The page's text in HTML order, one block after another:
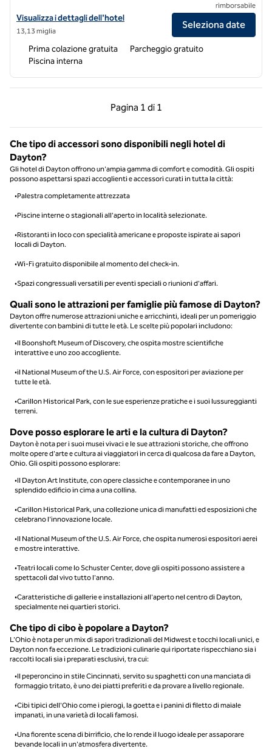
Visualizza i dettagli dell'hotel Hampton Inn & Suites Xenia Dayton
Visualizza i dettagli dell'hotel
13,13 miglia
rimborsabile
Seleziona date
Prima colazione gratuita
Parcheggio gratuito
Piscina interna
Pagina 1 di 1
Pagina precedente, 1 di 1
Pagina 1 di 1
Che tipo di accessori sono disponibili negli hotel di
Dayton?
Gli hotel di Dayton offrono un'ampia gamma di comfort e comodità. Gli ospiti
possono aspettarsi spazi accoglienti e accessori curati in tutta la città:
•Palestra completamente attrezzata
•Piscine interne o stagionali all'aperto in località selezionate.
•Ristoranti in loco con specialità americane e proposte ispirate ai sapori
locali di Dayton.
•Wi-Fi gratuito disponibile al momento del check-in.
•Spazi congressuali versatili per eventi speciali o riunioni d'affari.
Quali sono le attrazioni per famiglie più famose di Dayton?
Dayton offre numerose attrazioni uniche e arricchinti, ideali per un pomeriggio
divertente con bambini di tutte le età. Le scelte più popolari includono:
•Il Boonshoft Museum of Discovery, che ospita mostre scientifiche
interattive e uno zoo accogliente.
•il National Museum of the U.S. Air Force, con espositori per aviazione per
tutte le età.
•Carillon Historical Park, con le sue esperienze pratiche e i suoi lussureggianti
terreni.
Dove posso esplorare le arti e la cultura di Dayton?
Dayton è nota per i suoi musei vivaci e le sue attrazioni storiche, che offrono
molte opere d'arte e cultura ai viaggiatori in cerca di qualcosa da fare a Dayton,
Ohio. Gli ospiti possono esplorare:
•Il Dayton Art Institute, con opere classiche e contemporanee in uno
splendido edificio in cima a una collina.
•Carillon Historical Park, una collezione unica di manufatti ed esposizioni che
celebrano l'innovazione locale.
•Il National Museum of the U.S. Air Force, che ospita numerosi espositori aerei
e mostre interattive.
•Teatri locali come lo Schuster Center, dove gli ospiti possono assistere a
spettacoli dal vivo tutto l'anno.
•Caratteristiche di gallerie e installazioni all'aperto nel centro di Dayton,
specialmente nei quartieri storici.
Che tipo di cibo è popolare a Dayton?
L'Ohio è nota per un mix di sapori tradizionali del Midwest e tocchi locali unici, e
Dayton non fa eccezione. Le tradizioni culinarie qui riportate rispecchiano sia i
raccolti locali sia i preparati esclusivi, tra cui:
•Il peperoncino in stile Cincinnati, servito su spaghetti con una manciata di
formaggio tritato, è uno dei piatti preferiti e da provare a livello regionale.
•Cibi tipici dell'Ohio come i pierogi, la goetta e i panini di filetto di maiale
impanati, in una varietà di locali famosi.
•Una fiorente scena di birrificio, che lo rende il luogo ideale per assaporare
bevande locali in un'atmosfera divertente.